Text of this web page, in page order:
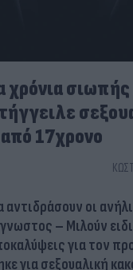
χρόνια
17χρονο
οι
– Μιλούν
για τον
για σεξουαλική